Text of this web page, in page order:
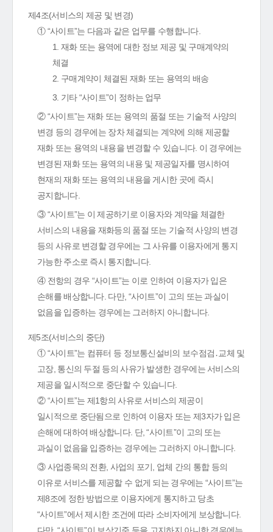
제4조(서비스의 제공 및 변경)
① “사이트”는 다음과 같은 업무를 수행합니다.
1. 재화 또는 용역에 대한 정보 제공 및 구매계약의
체결
2. 구매계약이 체결된 재화 또는 용역의 배송
3. 기타 “사이트”이 정하는 업무
② “사이트”는 재화 또는 용역의 품절 또는 기술적 사양의
변경 등의 경우에는 장차 체결되는 계약에 의해 제공할
재화 또는 용역의 내용을 변경할 수 있습니다. 이 경우에는
변경된 재화 또는 용역의 내용 및 제공일자를 명시하여
현재의 재화 또는 용역의 내용을 게시한 곳에 즉시
공지합니다.
③ “사이트”는 이 제공하기로 이용자와 계약을 체결한
서비스의 내용을 재화등의 품절 또는 기술적 사양의 변경
등의 사유로 변경할 경우에는 그 사유를 이용자에게 통지
가능한 주소로 즉시 통지합니다.
④ 전항의 경우 “사이트”는 이로 인하여 이용자가 입은
손해를 배상합니다. 다만, “사이트”이 고의 또는 과실이
없음을 입증하는 경우에는 그러하지 아니합니다.
제5조(서비스의 중단)
① “사이트”는 컴퓨터 등 정보통신설비의 보수점검․교체 및
고장, 통신의 두절 등의 사유가 발생한 경우에는 서비스의
제공을 일시적으로 중단할 수 있습니다.
② “사이트”는 제1항의 사유로 서비스의 제공이
일시적으로 중단됨으로 인하여 이용자 또는 제3자가 입은
손해에 대하여 배상합니다. 단, “사이트”이 고의 또는
과실이 없음을 입증하는 경우에는 그러하지 아니합니다.
③ 사업종목의 전환, 사업의 포기, 업체 간의 통합 등의
이유로 서비스를 제공할 수 없게 되는 경우에는 “사이트”는
제8조에 정한 방법으로 이용자에게 통지하고 당초
“사이트”에서 제시한 조건에 따라 소비자에게 보상합니다.